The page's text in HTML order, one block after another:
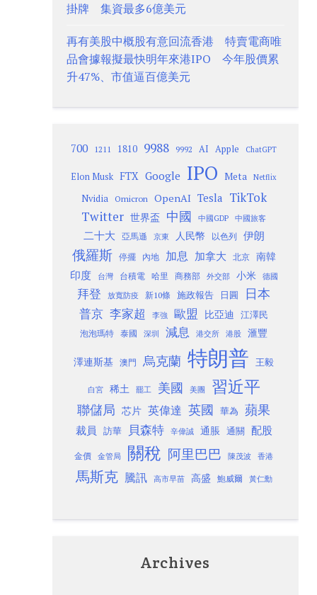
掛牌 集資最多6億美元
再有美股中概股有意回流香港 特賣電商唯
品會據報擬最快明年來港IPO 今年股價累
升47%、市值逼百億美元
700 1211 1810 9988 9992 AI Apple ChatGPT
Elon Musk FTX Google IPO Meta Netflix
Nvidia Omicron OpenAI Tesla TikTok
Twitter 世界盃 中國 中國GDP 中國旅客
二十大 亞馬遜 京東 人民幣 以色列 伊朗
俄羅斯 停擺 內地 加息 加拿大 北京
南韓
印度
台灣 台積電 哈里 商務部 外交部 小米 德國
拜登 放寬防疫 新10條 施政報告 日圓 日本
普京 李家超 李強 歐盟 比亞迪 江澤民
泡泡瑪特 泰國 深圳 減息 港交所 港股 滙豐
澤連斯基 澳門 烏克蘭 特朗普 王毅
白宮 稀土 罷工 美國 美團 習近平
聯儲局 芯片 英偉達 英國 華為 蘋果
裁員 訪華 貝森特 辛偉誠 通脹 通關 配股
金價 金管局 關稅 阿里巴巴 陳茂波 香港
馬斯克 騰訊 高市早苗 高盛 鮑威爾 黃仁勳
Archives